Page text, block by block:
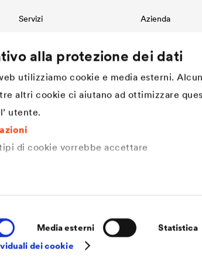
alla protezione dei dati
utilizziamo cookie e media esterni.
altri cookie ci aiutano ad ottimizzare
utente.
di cookie vorrebbe accettare
Media esterni Statistica
dei cookie
Servizi
Referenze
International contact
Progettazione e Specifiche
Tecniche
Azienda
DÖRKEN. Cultura
valori e spirito di
Sostenibilità
Struttura